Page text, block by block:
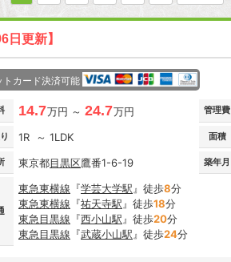
日更新】
カード決済可能
14.7万円 ～ 24.7万円 管理費
1R ～ 1LDK 面積
東京都目黒区鷹番1-6-19 築年月
東急東横線 『学芸大学駅 』徒歩8分
東急東横線 『祐天寺駅 』徒歩18分
東急目黒線 『西小山駅 』徒歩20分
東急目黒線 『武蔵小山駅 』徒歩24分